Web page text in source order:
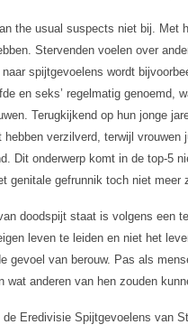
the usual suspects niet bij. Met
Stervenden voelen over
spijtgevoelens wordt
en seks’ regelmatig genoemd,
Terugkijkend op hun jonge
verzilverd, terwijl
Dit onderwerp komt in de top-5
genitale gefrunnik toch niet meer
doodspijt staat is volgens een
leven te leiden en niet het
gevoel van berouw. Pas als
wat anderen van hen zouden
Eredivisie Spijtgevoelens van